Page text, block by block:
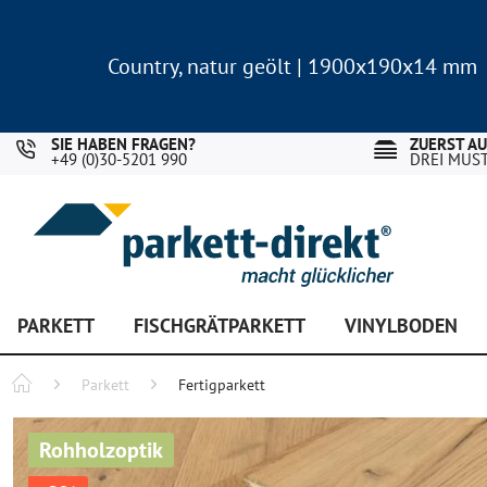
Landhausdiele Eiche für nur 29,90 €/m²
SIE HABEN FRAGEN?
+49 (0)30-5201 990
ZUERST
DREI
PARKETT FISCHGRÄTPARKETT VINYLBODEN
Parkett Fertigparkett
Rohholzoptik